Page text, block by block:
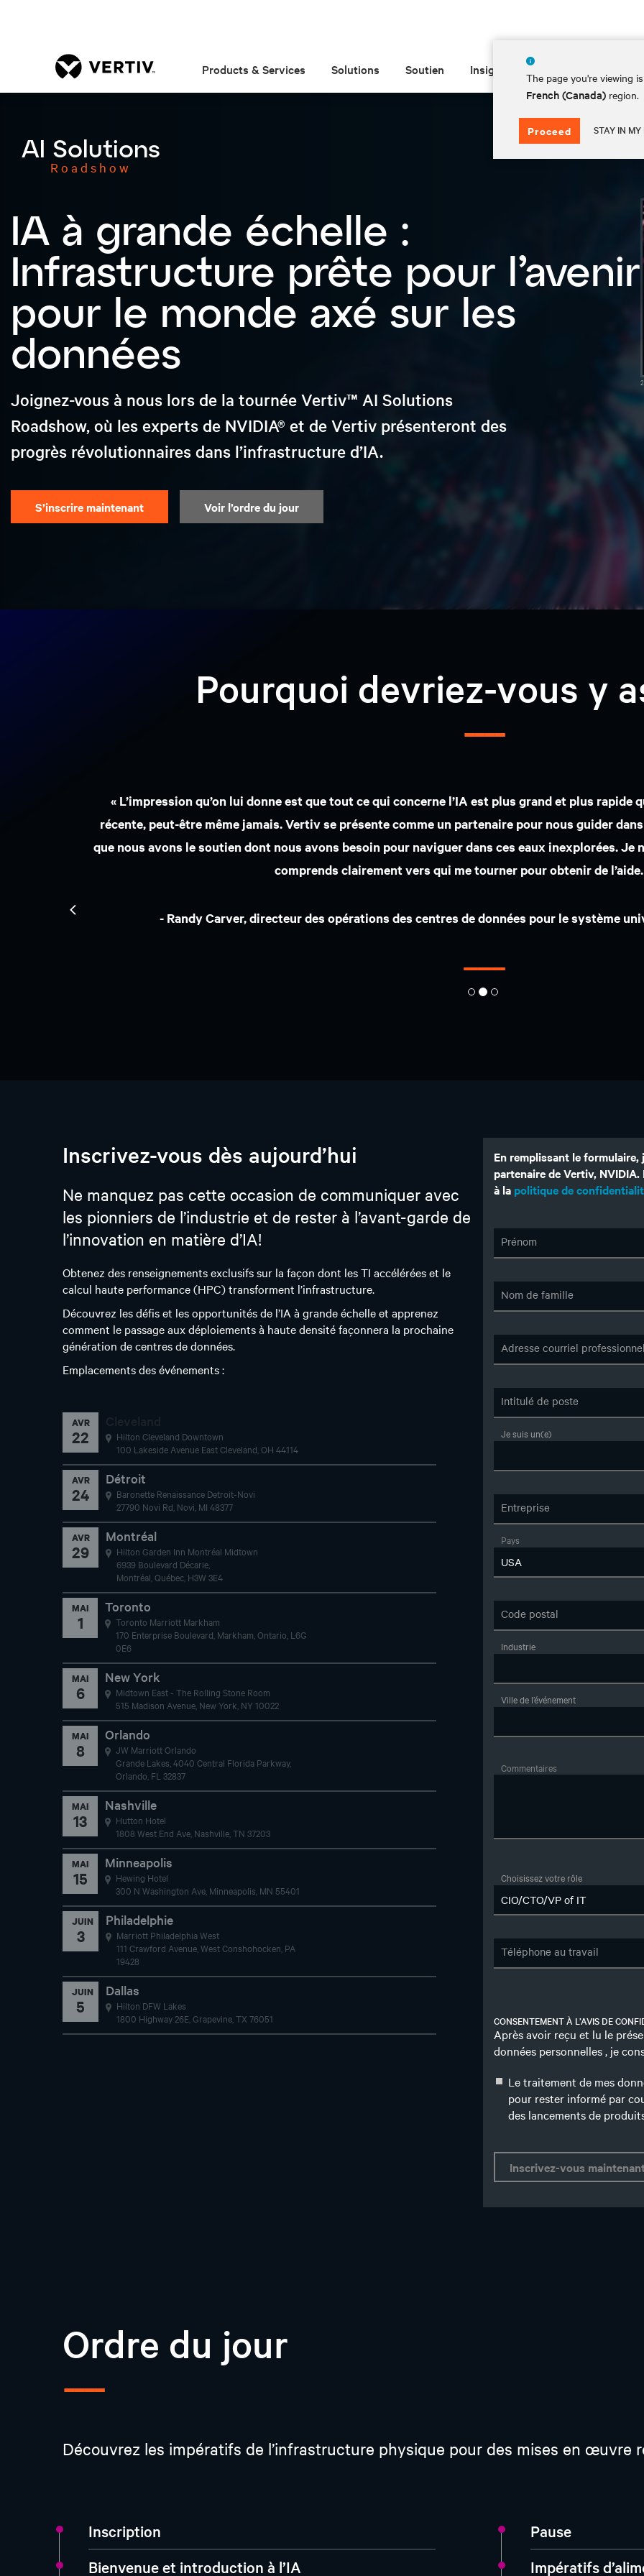
The page you're viewing
French (Canada) region.
Proceed STAY IN MY
Products & Services Solutions Soutien Insights
AI Solutions
Roadshow
IA à grande échelle :
Infrastructure prête pour l’avenir
pour le monde axé sur les
données
Joignez-vous à nous lors de la tournée Vertiv™ AI Solutions
Roadshow, où les experts de NVIDIA® et de Vertiv présenteront des
progrès révolutionnaires dans l’infrastructure d’IA.
S’inscrire maintenant Voir l’ordre du jour
Pourquoi devriez-vous y
« C’était un événement fantastique! En tant qu’ingénieur, il est encourageant de voir les
équipements électriques travailler avec les fabricants de puces pour prendre de
- Participant à la tournée de présentation des solutions
Ne manquez pas cette occasion de communiquer avec
les pionniers de l’industrie et de rester à l’avant-garde de
l’innovation en matière d’IA!
Obtenez des renseignements exclusifs sur la façon dont les TI accélérées et le
calcul haute performance (HPC) transforment l’infrastructure.
Découvrez les défis et les opportunités de l’IA à grande échelle et apprenez
comment le passage aux déploiements à haute densité façonnera la prochaine
génération de centres de données.
Emplacements des événements :
AVR Cleveland
AVR
24
Détroit
Baronette Renaissance Detroit-Novi
AVR
29
Montréal
Hilton Garden Inn Montréal Midtown
Montréal, Québec, H3W 3E4
MAI Toronto
Toronto Marriott Markham
MAI New York
Midtown East - The Rolling Stone Room
MAI
8
Orlando
JW Marriott Orlando
Orlando, FL 32837
MAI Nashville
Hutton Hotel
MAI
15
Minneapolis
Hewing Hotel
JUIN
3
Philadelphie
Marriott Philadelphia West
19428
JUIN Dallas
Hilton DFW Lakes
Prénom
Nom de famille
Adresse courriel
Intitulé de poste
Je suis un(e)
Pays
Code postal
Industrie
Ville de l’événement
Téléphone au travail
Le traitement de mes
pour rester informé par
Inscrivez-vous
Plan directeur de l’usine NVIDIA AI : Transformer
Bâti d’usine IA,